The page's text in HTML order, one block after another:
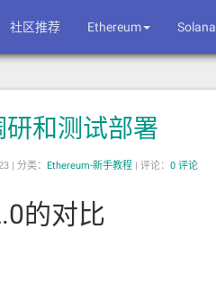
社区推荐 Ethereum Solana
研和测试部署
| 分类： Ethereum-新手教程 | 评论： 0 评论
的对比